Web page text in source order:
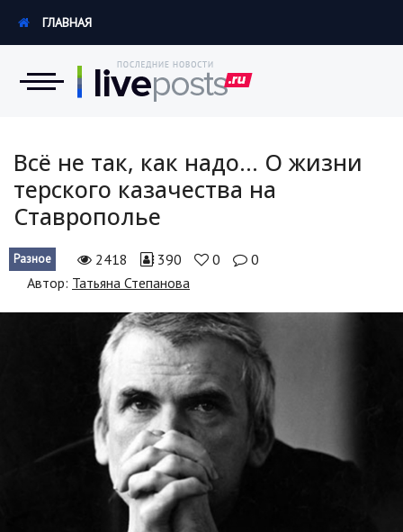
Экономика
Hi-Tech. Интернет
Россия
Наука и техника
Политика
Образование
В мире
ГЛАВНАЯ
Всё не так, как надо... О жизни
терского казачества на
Ставрополье
Разное 2418 390 0
0
Автор: Татьяна Степанова